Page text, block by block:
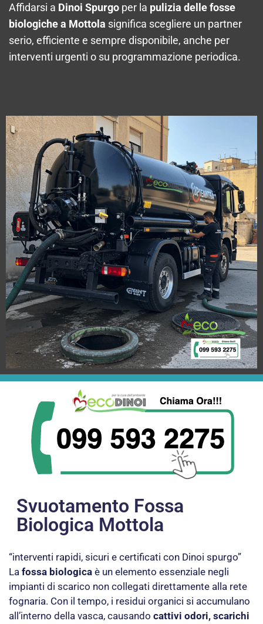
Affidarsi a Dinoi Spurgo per la pulizia delle fosse
biologiche a Mottola significa scegliere un partner
serio, efficiente e sempre disponibile, anche per
interventi urgenti o su programmazione periodica.
Svuotamento Fossa
Biologica Mottola
“interventi rapidi, sicuri e certificati con Dinoi spurgo”
La fossa biologica è un elemento essenziale negli
impianti di scarico non collegati direttamente alla rete
fognaria. Con il tempo, i residui organici si accumulano
all’interno della vasca, causando cattivi odori, scarichi